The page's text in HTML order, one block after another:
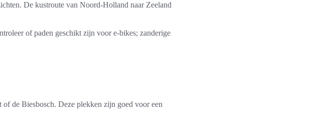
De kustroute van Noord-Holland naar Zeeland
of paden geschikt zijn voor e-bikes; zanderige
de Biesbosch. Deze plekken zijn goed voor een